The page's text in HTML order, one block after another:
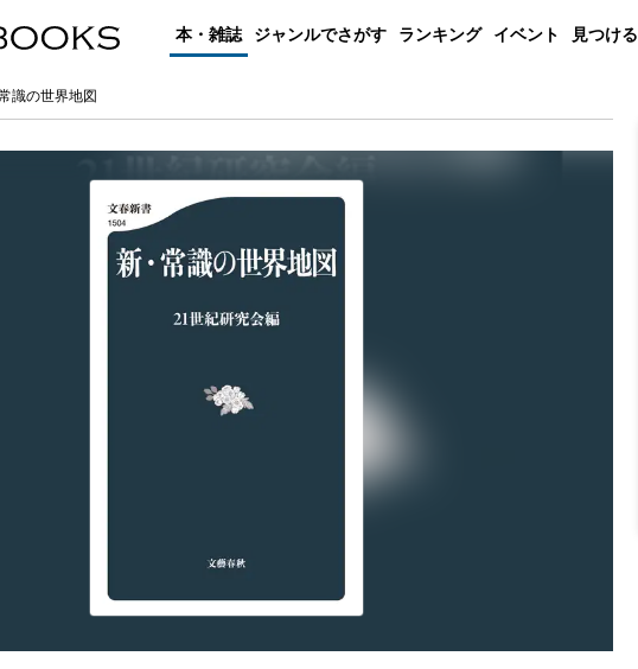
本・雑誌 ジャンルでさがす ランキング イベント 見つける
識の世界地図